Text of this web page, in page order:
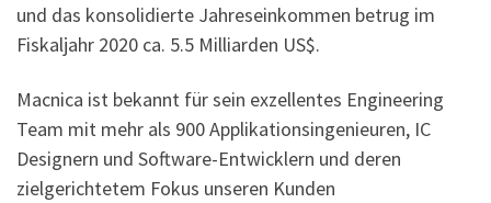
und das konsolidierte Jahreseinkommen betrug im
Fiskaljahr 2020 ca. 5.5 Milliarden US$.
Macnica ist bekannt für sein exzellentes Engineering
Team mit mehr als 900 Applikationsingenieuren, IC
Designern und Software-Entwicklern und deren
zielgerichtetem Fokus unseren Kunden